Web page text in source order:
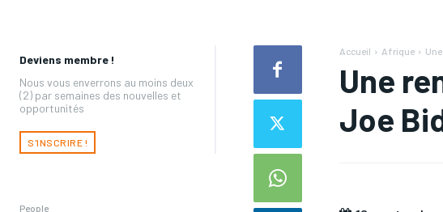
Deviens membre !
Nous vous enverrons au moins deux
(2) par semaines des nouvelles et
opportunités
S'INSCRIRE !
People
Accueil Afrique
Une
Joe